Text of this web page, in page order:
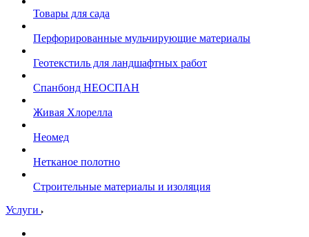
Товары для сада
Перфорированные мульчирующие материалы
Геотекстиль для ландшафтных работ
Спанбонд НЕОСПАН
Живая Хлорелла
Нeомед
Нетканое полотно
Строительные материалы и изоляция
Услуги